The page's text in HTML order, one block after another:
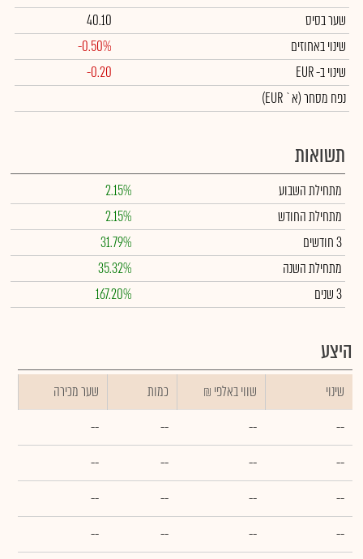
שער בסיס
40.10
שינוי באחוזים
-0.50%
שינויב- EUR
-0.20
נפח מסחר(א` EUR)
תשואות
מתחילת השבוע
2.15%
מתחילת החודש
2.15%
3 חודשים
31.79%
מתחילת השנה
35.32%
3 שנים
167.20%
היצע
שינוי ₪ שווי באלפי כמות
שער מכירה
--
--
--
--
--
--
--
--
--
--
--
--
--
--
--
--